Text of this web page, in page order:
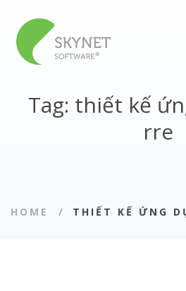
Tag: thiết kế
rre
HOME THIẾT KẾ ỨNG